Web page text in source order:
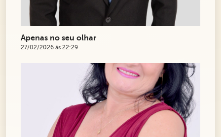
Apenas no seu olhar
27/02/2026 ás 22:29